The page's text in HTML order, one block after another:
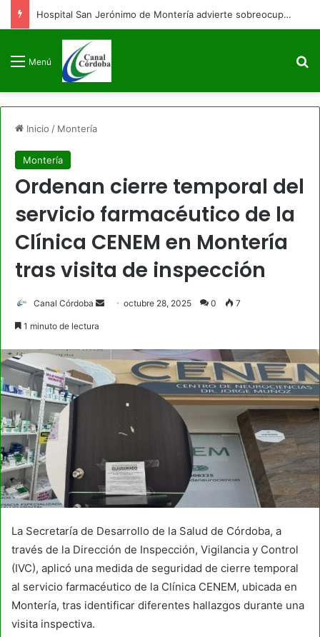
Hospital San Jerónimo de Montería advierte sobreocupación y afectación en sus servicios
Menú
Inicio / Montería
Montería
Ordenan cierre temporal del
servicio farmacéutico de la
Clínica CENEM en Montería
tras visita de inspección
Canal Córdoba
Sendoctubre 28, 2025 0 7
1 minuto de lectura
La Secretaría de Desarrollo de la Salud de Córdoba, a
través de la Dirección de Inspección, Vigilancia y Control
(IVC), aplicó una medida de seguridad de cierre temporal
al servicio farmacéutico de la Clínica CENEM, ubicada en
Montería, tras identificar diferentes hallazgos durante una
visita inspectiva.